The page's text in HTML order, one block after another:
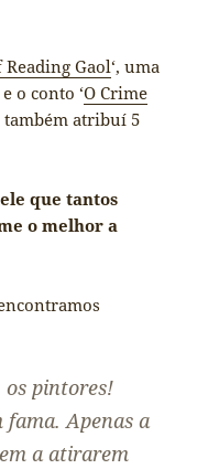
Gaol‘, uma
o conto ‘O Crime
também atribuí 5
que tantos
o melhor a
os pintores!
Apenas a
a atirarem